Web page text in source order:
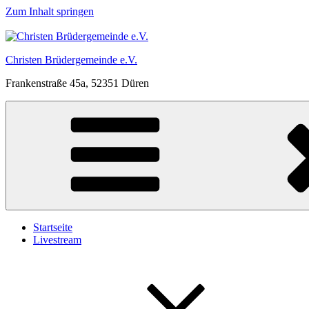
Zum Inhalt springen
Christen Brüdergemeinde e.V.
Frankenstraße 45a, 52351 Düren
Startseite
Livestream